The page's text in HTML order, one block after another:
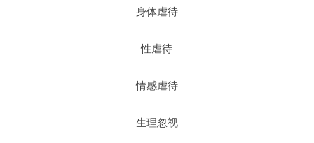
身体虐待
性虐待
情感虐待
生理忽视